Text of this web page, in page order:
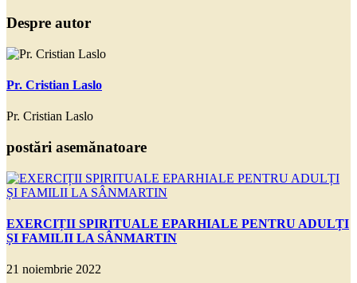
Despre autor
Pr. Cristian Laslo
Pr. Cristian Laslo
postări asemănatoare
EXERCIȚII SPIRITUALE EPARHIALE PENTRU ADULȚI
ȘI FAMILII LA SÂNMARTIN
21 noiembrie 2022